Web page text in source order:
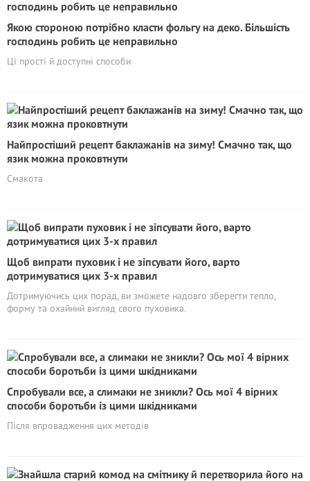
Якою стороною потрібно класти фольгу на деко. Більшість
господинь робить це неправильно
Ці прості й доступні способи
Найпростіший рецепт баклажанів на зиму! Смачно так, що
язик можна проковтнути
Смакота
Щоб випрати пуховик і не зіпсувати його, варто
дотримуватися цих 3-х правил
Дотримуючись цих порад, ви зможете надовго зберегти тепло,
форму та охайний вигляд свого пуховика.
Спробували все, а слимаки не зникли? Ось мої 4 вірних
способи боротьби із цими шкідниками
Після впровадження цих методів